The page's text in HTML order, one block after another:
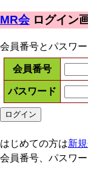
MR会ログイン
会員番号とパスワ
会員番号
パスワード
はじめての方は新
会員番号、パスワ